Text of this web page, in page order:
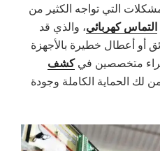
التي تواجه الكثير من
التماس كهربائي، والذي قد
أو أعطال خطيرة بالأجهزة
متخصصين فيكشف
لك الحماية الكاملة وجودة